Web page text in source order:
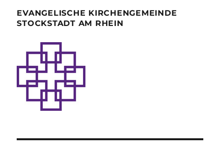
EVANGELISCHE KIRCHENGEMEINDE
STOCKSTADT AM RHEIN